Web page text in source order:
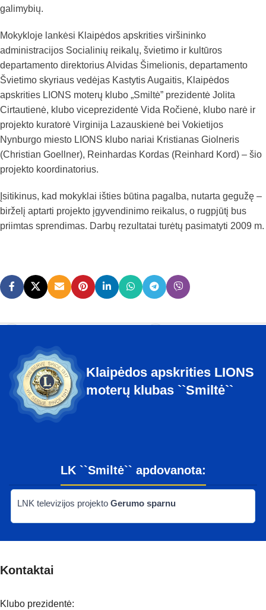
galimybių.
Mokykloje lankėsi Klaipėdos apskrities viršininko
administracijos Socialinių reikalų, švietimo ir kultūros
departamento direktorius Alvidas Šimelionis, departamento
Švietimo skyriaus vedėjas Kastytis Augaitis, Klaipėdos
apskrities LIONS moterų klubo „Smiltė” prezidentė Jolita
Cirtautienė, klubo viceprezidentė Vida Ročienė, klubo narė ir
projekto kuratorė Virginija Lazauskienė bei Vokietijos
Nynburgo miesto LIONS klubo nariai Kristianas Giolneris
(Christian Goellner), Reinhardas Kordas (Reinhard Kord) – šio
projekto koordinatorius.
Įsitikinus, kad mokyklai išties būtina pagalba, nutarta gegužę –
birželį aptarti projekto įgyvendinimo reikalus, o rugpjūtį bus
priimtas sprendimas. Darbų rezultatai turėtų pasimatyti 2009 m.
Klaipėdos apskrities LIONS
moterų klubas ``Smiltė``
LK ``Smiltė`` apdovanota:
LNK televizijos projekto Gerumo sparnu
Kontaktai
Klubo prezidentė: